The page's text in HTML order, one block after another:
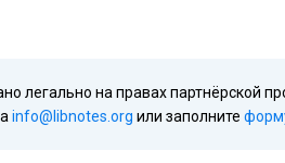
легально на правах
info@libnotes.org или заполните